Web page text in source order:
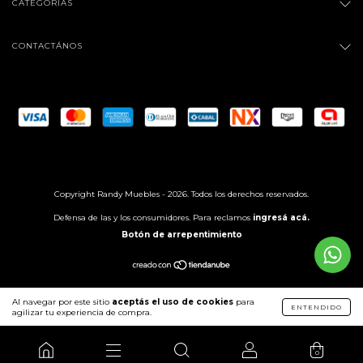
Al navegar por este sitio aceptás el uso de cookies para
agilizar tu experiencia de compra.
ENTENDIDO
0
CATEGORÍAS
CONTACTÁNOS
Copyright Randy Muebles - 2026. Todos los derechos reservados.
Defensa de las y los consumidores. Para reclamos ingresá acá.
Botón de arrepentimiento